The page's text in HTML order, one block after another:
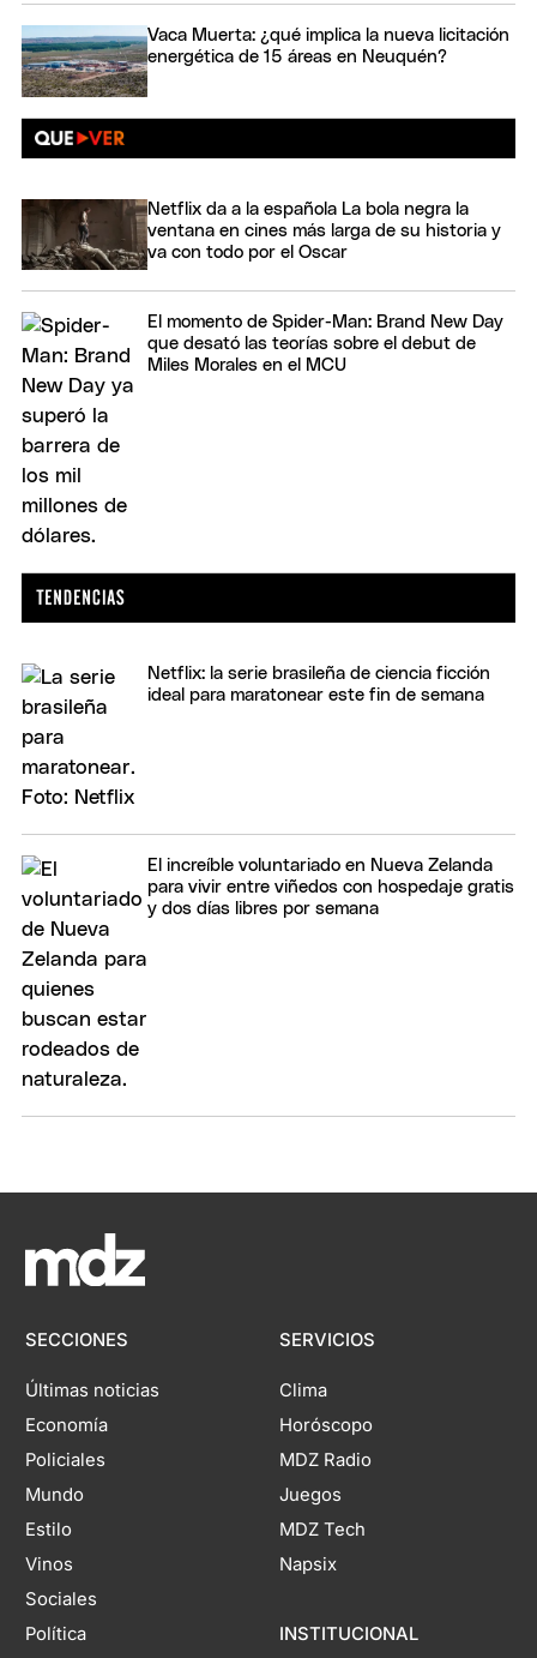
Vaca Muerta: ¿qué implica la nueva licitación
energética de 15 áreas en Neuquén?
Netflix da a la española La bola negra la
ventana en cines más larga de su historia y
va con todo por el Oscar
El momento de Spider-Man: Brand New Day
que desató las teorías sobre el debut de
Miles Morales en el MCU
Netflix: la serie brasileña de ciencia ficción
ideal para maratonear este fin de semana
El increíble voluntariado en Nueva Zelanda
para vivir entre viñedos con hospedaje gratis
y dos días libres por semana
SECCIONES
Últimas noticias
Economía
Policiales
Mundo
Estilo
Vinos
Sociales
Política
SERVICIOS
Clima
Horóscopo
MDZ Radio
Juegos
MDZ Tech
Napsix
INSTITUCIONAL